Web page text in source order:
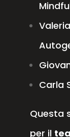
Carla
Questa
per il